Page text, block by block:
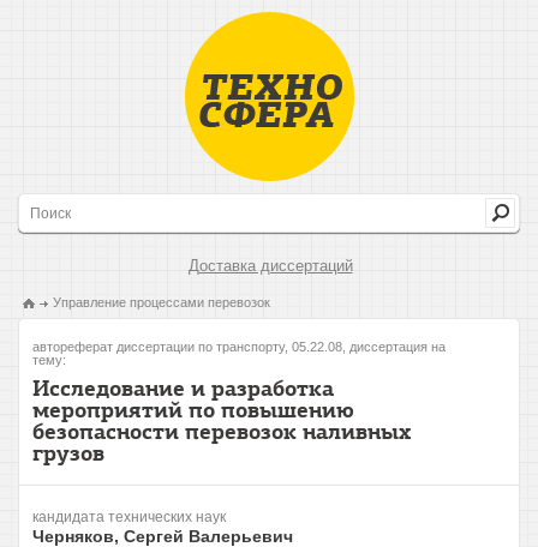
Доставка диссертаций
Управление процессами перевозок
автореферат диссертации по транспорту, 05.22.08, диссертация на
тему:
Исследование и разработка
мероприятий по повышению
безопасности перевозок наливных
грузов
кандидата технических наук
Черняков, Сергей Валерьевич